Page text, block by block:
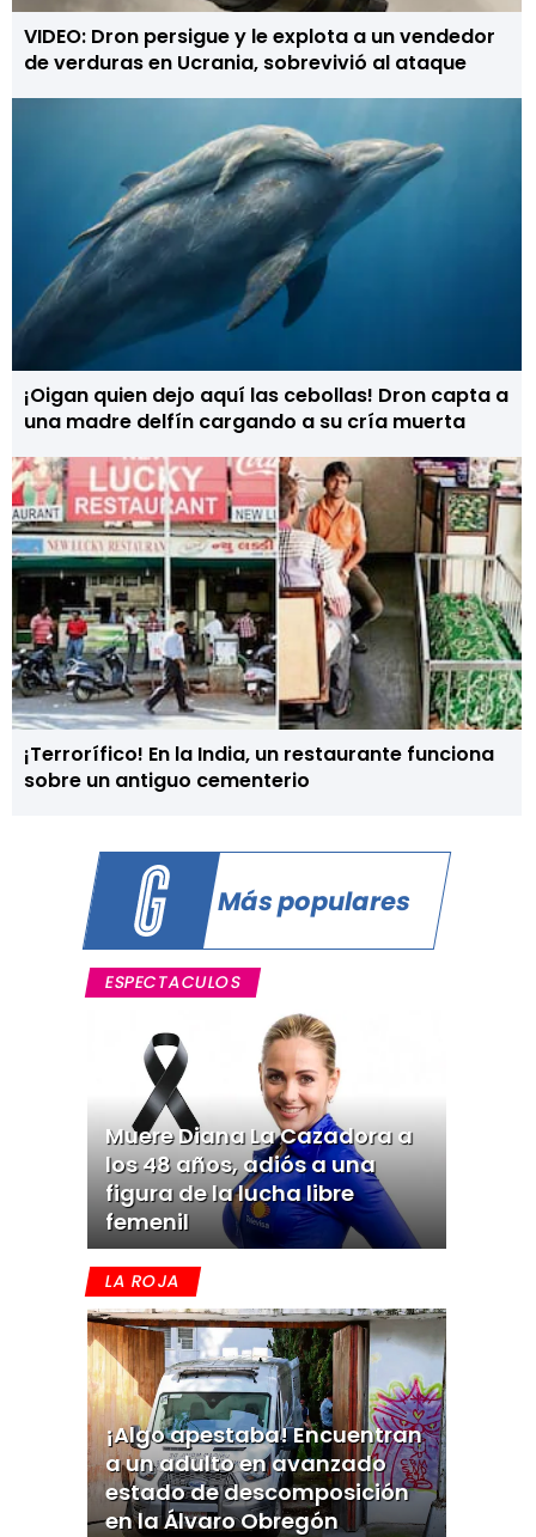
VIDEO: Dron persigue y le explota a un vendedor
de verduras en Ucrania, sobrevivió al ataque
¡Oigan quien dejo aquí las cebollas! Dron capta a
una madre delfín cargando a su cría muerta
¡Terrorífico! En la India, un restaurante funciona
sobre un antiguo cementerio
Más populares
ESPECTACULOS
Muere Diana La Cazadora a
los 48 años, adiós a una
figura de la lucha libre
femenil
LA ROJA
¡Algo apestaba! Encuentran
a un adulto en avanzado
estado de descomposición
en la Álvaro Obregón